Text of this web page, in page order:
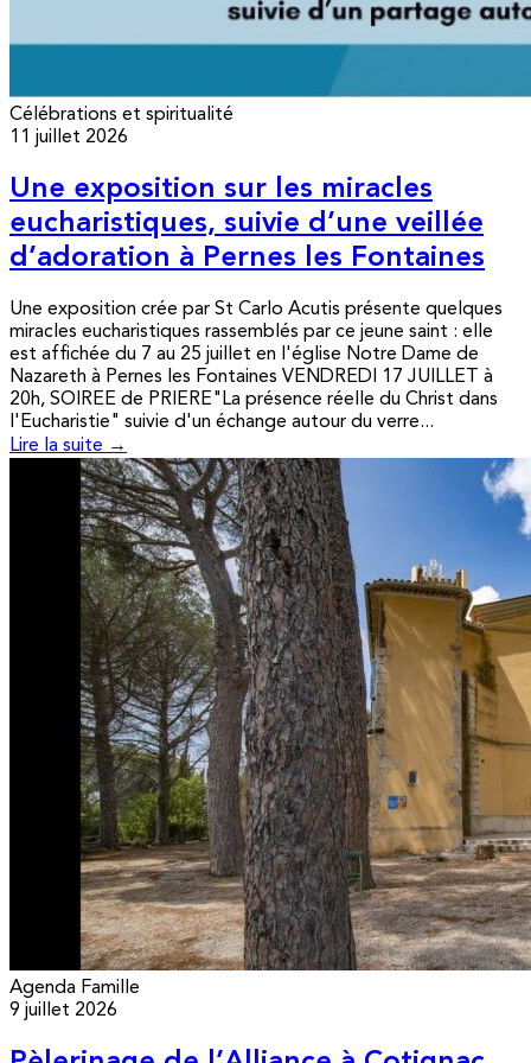
Célébrations et spiritualité
11 juillet 2026
Une exposition sur les miracles
eucharistiques, suivie d’une veillée
d’adoration à Pernes les Fontaines
Une exposition crée par St Carlo Acutis présente quelques
miracles eucharistiques rassemblés par ce jeune saint : elle
est affichée du 7 au 25 juillet en l'église Notre Dame de
Nazareth à Pernes les Fontaines VENDREDI 17 JUILLET à
20h, SOIREE de PRIERE"La présence réelle du Christ dans
l'Eucharistie" suivie d'un échange autour du verre...
Lire la suite →
Agenda Famille
9 juillet 2026